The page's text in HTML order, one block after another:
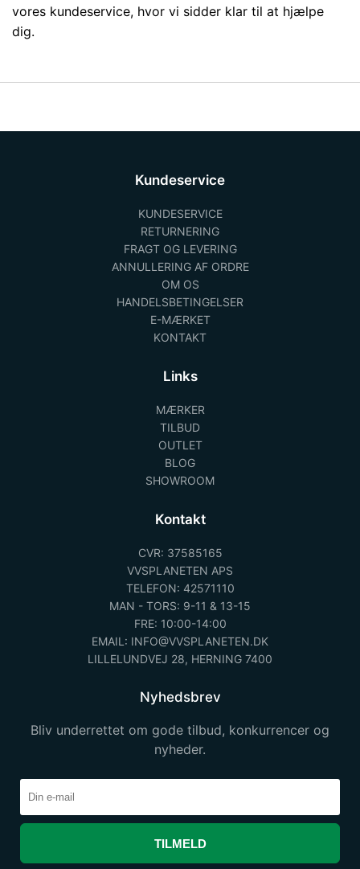
vores kundeservice, hvor vi sidder klar til at hjælpe
dig.
Kundeservice
KUNDESERVICE
RETURNERING
FRAGT OG LEVERING
ANNULLERING AF ORDRE
OM OS
HANDELSBETINGELSER
E-MÆRKET
KONTAKT
Links
MÆRKER
TILBUD
OUTLET
BLOG
SHOWROOM
Kontakt
CVR: 37585165
VVSPLANETEN APS
TELEFON: 42571110
MAN - TORS: 9-11 & 13-15
FRE: 10:00-14:00
EMAIL: INFO@VVSPLANETEN.DK
LILLELUNDVEJ 28, HERNING 7400
Nyhedsbrev
Bliv underrettet om gode tilbud, konkurrencer og
nyheder.
TILMELD